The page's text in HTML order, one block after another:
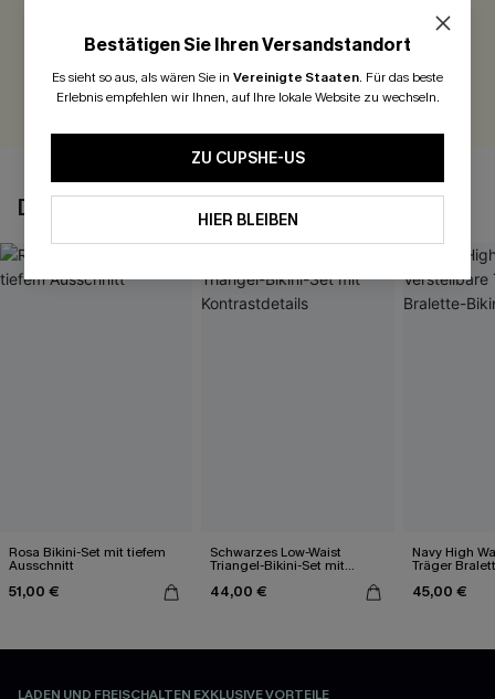
300 Punkte für Ihre Bewertung!
BEWERTEN
DAS KÖNNTE IHNEN AUCH GEFALLEN
Rosa Bikini-Set mit tiefem
Ausschnitt
51,00 €
Schwarzes Low-Waist
Triangel-Bikini-Set mit
44,00 €
Navy High
Träger
45,00 €
LADEN UND FREISCHALTEN EXKLUSIVE VORTEILE
Bestätigen Sie Ihren Versandstandort
Es sieht so aus, als wären Sie in Vereinigte Staaten. Für das beste
Erlebnis empfehlen wir Ihnen, auf Ihre lokale Website zu wechseln.
ZU CUPSHE-US
HIER BLEIBEN